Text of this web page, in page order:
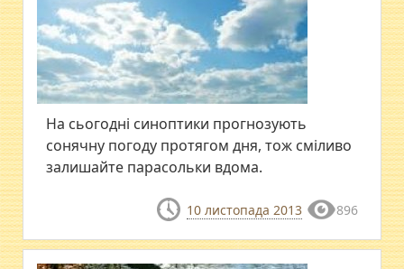
На сьогодні синоптики прогнозують
сонячну погоду протягом дня, тож сміливо
залишайте парасольки вдома.
10 листопада 2013 896